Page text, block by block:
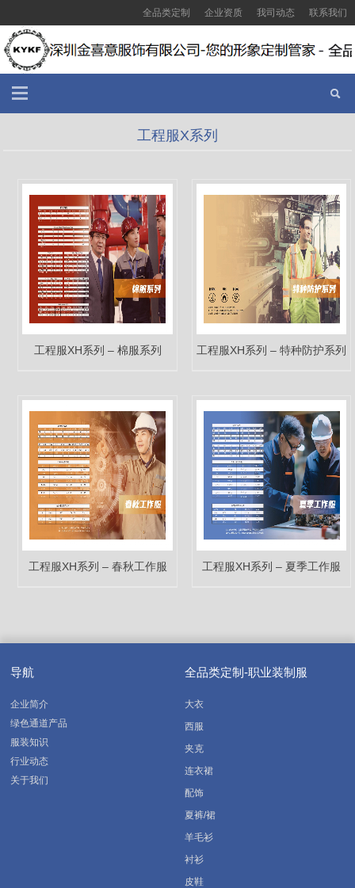
全品类定制 企业资质 我司动态 联系我们
工程服X系列
工程服XH系列 – 棉服系列 工程服XH系列 – 特种防护系列
工程服XH系列 – 春秋工作服 工程服XH系列 – 夏季工作服
导航
企业简介
绿色通道产品
服装知识
行业动态
关于我们
全品类定制-职业装制服
大衣
西服
夹克
连衣裙
配饰
夏裤/裙
羊毛衫
衬衫
皮鞋